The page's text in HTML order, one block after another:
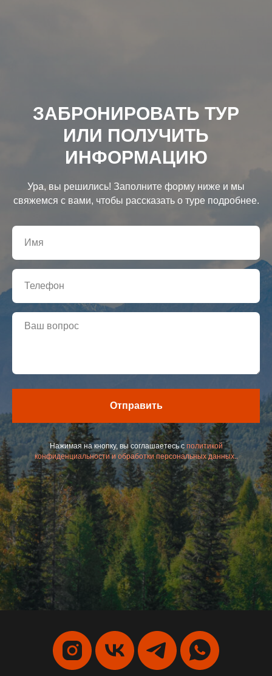
ЗАБРОНИРОВАТЬ ТУР
ИЛИ ПОЛУЧИТЬ
ИНФОРМАЦИЮ
Ура, вы решились! Заполните форму ниже и мы
свяжемся с вами, чтобы рассказать о туре подробнее.
Отправить
Нажимая на кнопку, вы соглашаетесь с политикой
конфиденциальности и обработки персональных данных..